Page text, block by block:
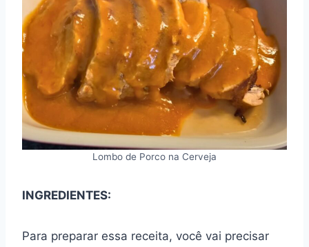
Lombo de Porco na Cerveja
INGREDIENTES:
Para preparar essa receita, você vai precisar